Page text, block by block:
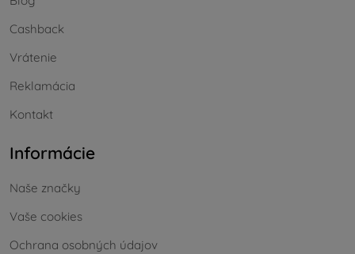
Cashback
Vrátenie
Reklamácia
Kontakt
Informácie
Naše značky
Vaše cookies
Ochrana osobných údajov